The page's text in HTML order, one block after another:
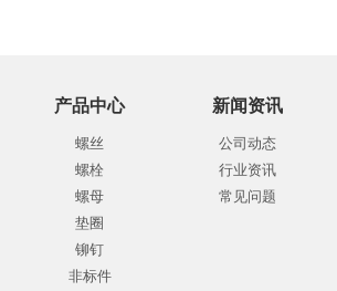
产品中心
螺丝
螺栓
螺母
垫圈
铆钉
非标件
新闻资讯
公司动态
行业资讯
常见问题